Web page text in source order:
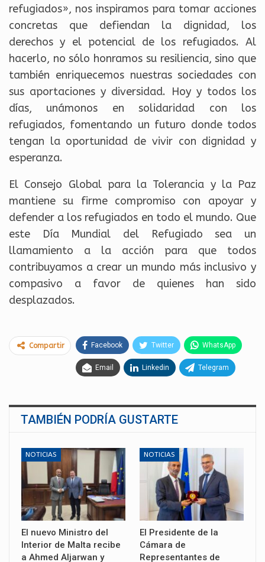
refugiados», nos inspiramos para tomar acciones
concretas que defiendan la dignidad, los
derechos y el potencial de los refugiados. Al
hacerlo, no sólo honramos su resiliencia, sino que
también enriquecemos nuestras sociedades con
sus aportaciones y diversidad. Hoy y todos los
días, unámonos en solidaridad con los
refugiados, fomentando un futuro donde todos
tengan la oportunidad de vivir con dignidad y
esperanza.
El Consejo Global para la Tolerancia y la Paz
mantiene su firme compromiso con apoyar y
defender a los refugiados en todo el mundo. Que
este Día Mundial del Refugiado sea un
llamamiento a la acción para que todos
contribuyamos a crear un mundo más inclusivo y
compasivo a favor de quienes han sido
desplazados.
Compartir Facebook Twitter WhatsApp
Email Linkedin Telegram
TAMBIÉN PODRÍA GUSTARTE
NOTICIAS
El nuevo Ministro del
Interior de Malta recibe
a Ahmed Aljarwan y
NOTICIAS
El Presidente de la
Cámara de
Representantes de